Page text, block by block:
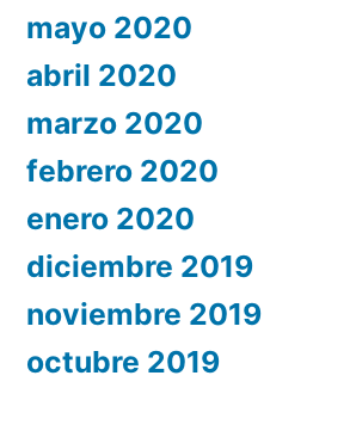
mayo 2020
abril 2020
marzo 2020
febrero 2020
enero 2020
diciembre 2019
noviembre 2019
octubre 2019